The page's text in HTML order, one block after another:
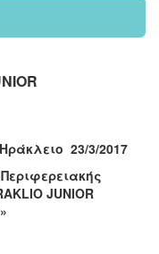
Ηράκλειο 23/3/2017
JUNIOR
»